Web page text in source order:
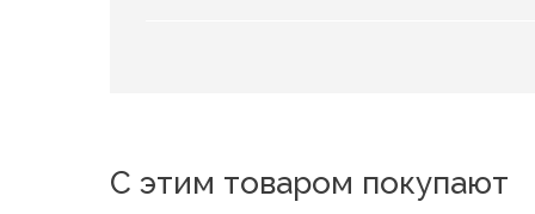
С этим товаром покупают